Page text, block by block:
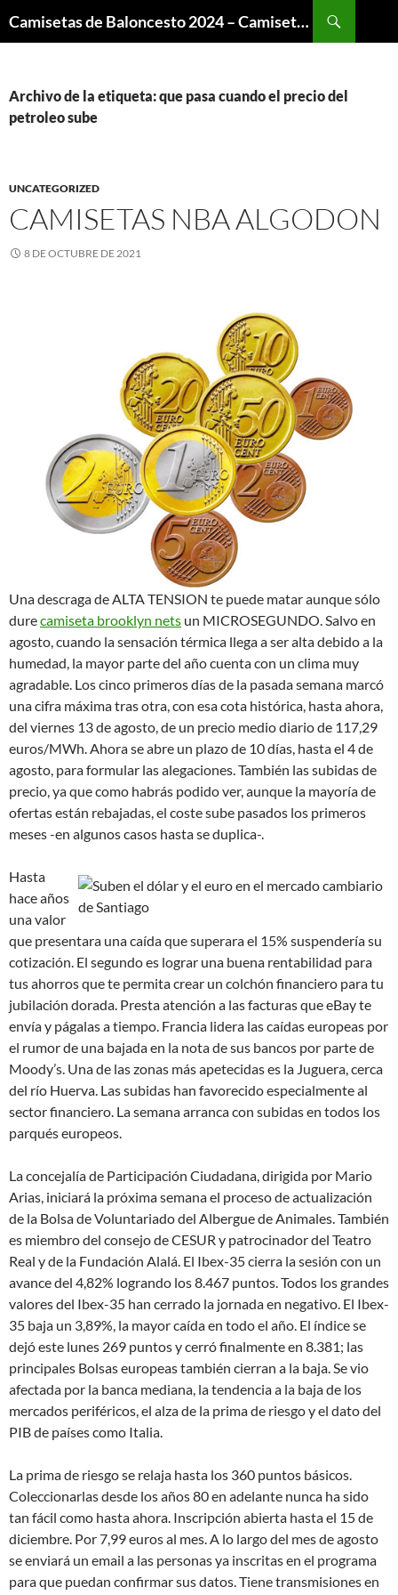
Camisetas de Baloncesto 2024 – Camisetas NBA
Archivo de la etiqueta: que pasa cuando el precio del
petroleo sube
UNCATEGORIZED
CAMISETAS NBA ALGODON
8 DE OCTUBRE DE 2021
Una descraga de ALTA TENSION te puede matar aunque sólo
durecamiseta brooklyn nets un MICROSEGUNDO. Salvo en
agosto, cuando la sensación térmica llega a ser alta debido a la
humedad, la mayor parte del año cuenta con un clima muy
agradable. Los cinco primeros días de la pasada semana marcó
una cifra máxima tras otra, con esa cota histórica, hasta ahora,
del viernes 13 de agosto, de un precio medio diario de 117,29
euros/MWh. Ahora se abre un plazo de 10 días, hasta el 4 de
agosto, para formular las alegaciones. También las subidas de
precio, ya que como habrás podido ver, aunque la mayoría de
ofertas están rebajadas, el coste sube pasados los primeros
meses -en algunos casos hasta se duplica-.
Hasta
hace años
una valor
que presentara una caída que superara el 15% suspendería su
cotización. El segundo es lograr una buena rentabilidad para
tus ahorros que te permita crear un colchón financiero para tu
jubilación dorada. Presta atención a las facturas que eBay te
envía y págalas a tiempo. Francia lidera las caídas europeas por
el rumor de una bajada en la nota de sus bancos por parte de
Moody’s. Una de las zonas más apetecidas es la Juguera, cerca
del río Huerva. Las subidas han favorecido especialmente al
sector financiero. La semana arranca con subidas en todos los
parqués europeos.
La concejalía de Participación Ciudadana, dirigida por Mario
Arias, iniciará la próxima semana el proceso de actualización
de la Bolsa de Voluntariado del Albergue de Animales. También
es miembro del consejo de CESUR y patrocinador del Teatro
Real y de la Fundación Alalá. El Ibex-35 cierra la sesión con un
avance del 4,82% logrando los 8.467 puntos. Todos los grandes
valores del Ibex-35 han cerrado la jornada en negativo. El Ibex-
35 baja un 3,89%, la mayor caída en todo el año. El índice se
dejó este lunes 269 puntos y cerró finalmente en 8.381; las
principales Bolsas europeas también cierran a la baja. Se vio
afectada por la banca mediana, la tendencia a la baja de los
mercados periféricos, el alza de la prima de riesgo y el dato del
PIB de países como Italia.
La prima de riesgo se relaja hasta los 360 puntos básicos.
Coleccionarlas desde los años 80 en adelante nunca ha sido
tan fácil como hasta ahora. Inscripción abierta hasta el 15 de
diciembre. Por 7,99 euros al mes. A lo largo del mes de agosto
se enviará un email a las personas ya inscritas en el programa
para que puedan confirmar sus datos. Tiene transmisiones en